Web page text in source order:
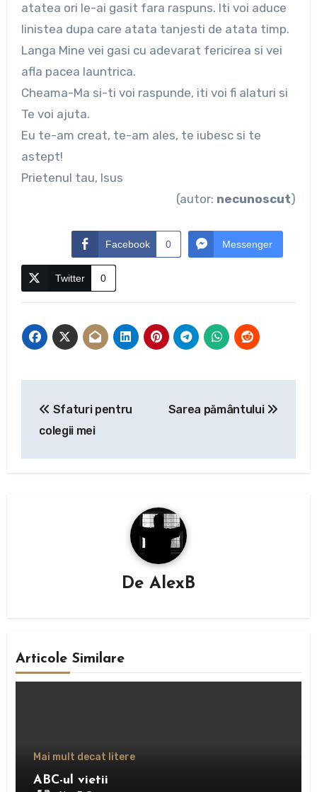
atatea ori le-ai gasit fara raspuns. Iti voi aduce
linistea dupa care atata tanjesti de atata timp.
Langa Mine vei gasi cu adevarat fericirea si vei
afla pacea launtrica.
Cheama-Ma si-ti voi raspunde, iti voi fi alaturi si
Te voi ajuta.
Eu te-am creat, te-am ales, te iubesc si te
astept!
Prietenul tau, Isus
(autor: necunoscut)
Facebook 0 Messenger
Twitter 0
Sfaturi pentru
colegii mei
Sarea pământului
De AlexB
Articole Similare
Mai mult decat litere
ABC-ul vietii